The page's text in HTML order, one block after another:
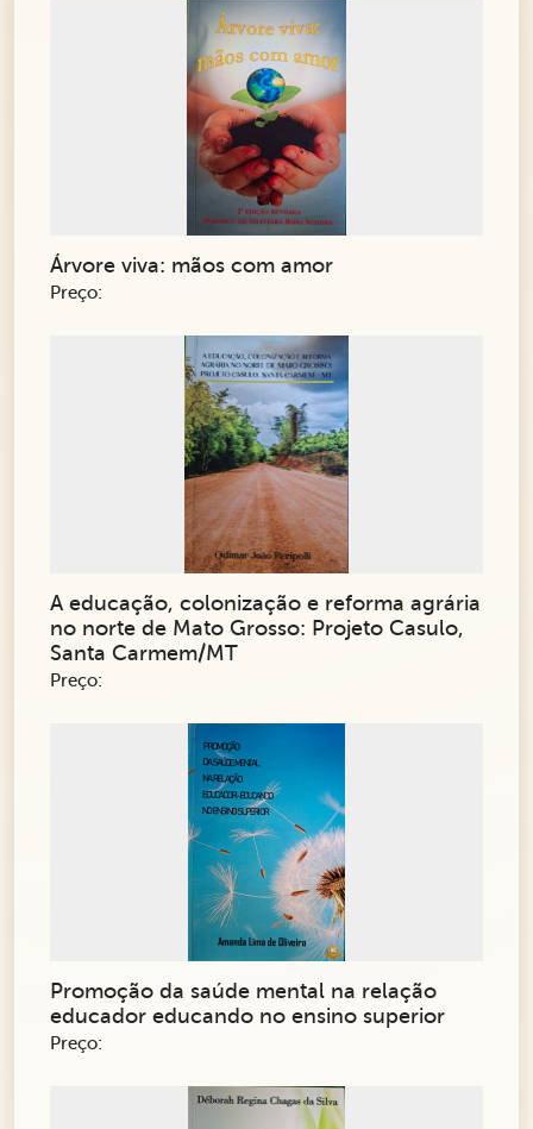
Árvore viva: mãos com amor
Preço:
A educação, colonização e reforma agrária
no norte de Mato Grosso: Projeto Casulo,
Santa Carmem/MT
Preço:
Promoção da saúde mental na relação
educador educando no ensino superior
Preço: